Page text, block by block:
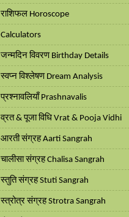
राशिफल Horoscope
Calculators
जन्मदिन विवरण Birthday Details
स्वप्न विश्लेषण Dream Analysis
प्रश्नावलियाँ Prashnavalis
व्रत & पूजा विधि Vrat & Pooja Vidhi
आरती संग्रह Aarti Sangrah
चालीसा संग्रह Chalisa Sangrah
स्तुति संग्रह Stuti Sangrah
स्त्रोत्र संग्रह Strotra Sangrah